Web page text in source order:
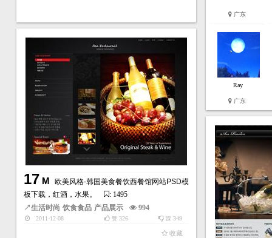
广东
Ray
广东
17 M
欧美风格-韩国美食餐饮西餐馆网站PSD模
板下载，红酒，水果。
: 1495
↗生活时尚 饮食食品 产品展示 994
2011-12-08 踩 349
赞326
收藏